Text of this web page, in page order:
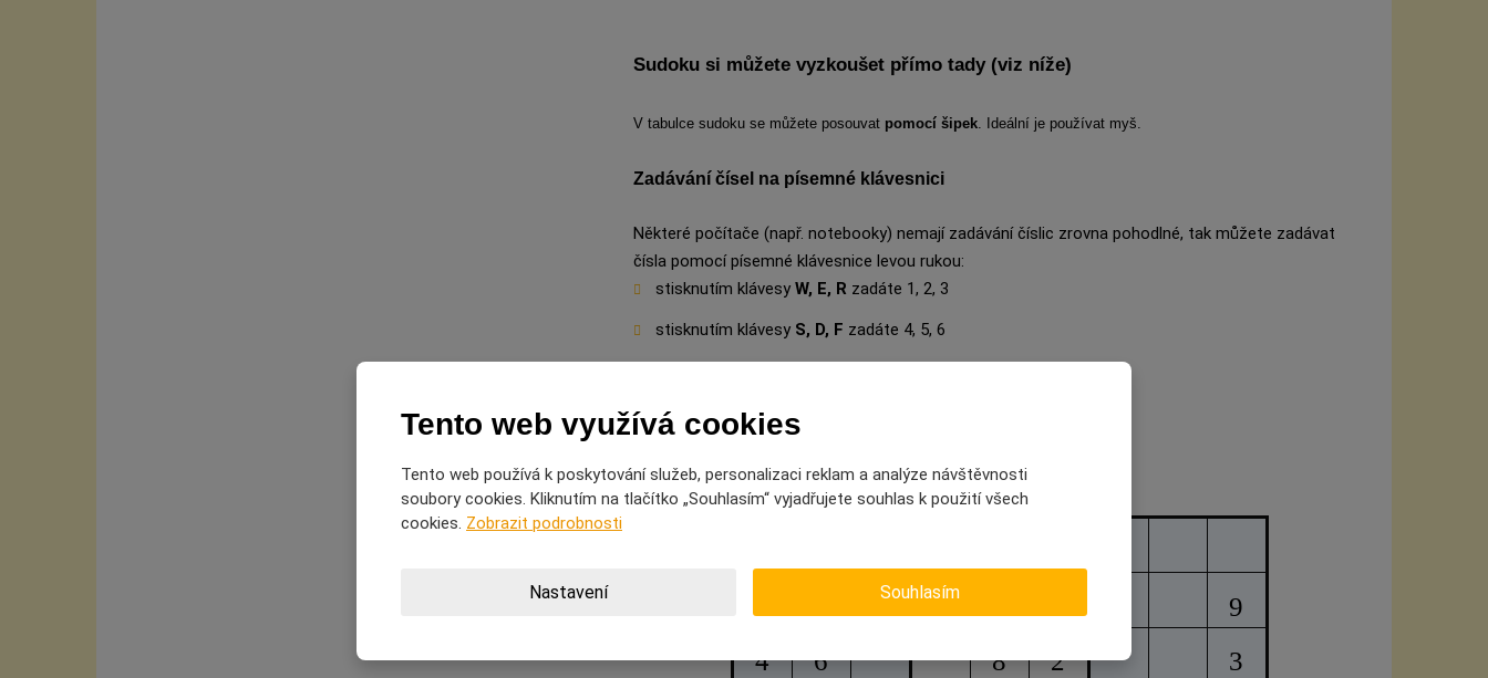
Sudoku si můžete vyzkoušet přímo tady (viz níže)
V tabulce sudoku se můžete posouvat pomocí šipek. Ideální je používat myš.
Zadávání čísel na písemné klávesnici
Některé počítače (např. notebooky) nemají zadávání číslic zrovna pohodlné, tak můžete zadávat
čísla pomocí písemné klávesnice levou rukou:
stisknutím klávesy W, E, R zadáte 1, 2, 3
stisknutím klávesy S, D, F zadáte 4, 5, 6
Tento web využívá cookies
Tento web používá k poskytování služeb, personalizaci reklam a analýze návštěvnosti
soubory cookies. Kliknutím na tlačítko „Souhlasím“ vyjadřujete souhlas k použití všech
cookies. Zobrazit podrobnosti
Nastavení Souhlasím